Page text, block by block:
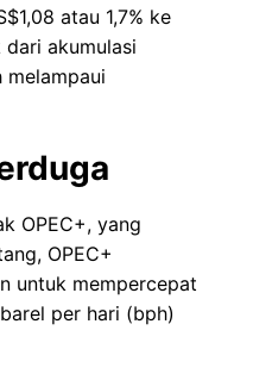
atau 1,7% ke
akumulasi
OPEC+, yang
OPEC+
untuk mempercepat
per hari (bph)